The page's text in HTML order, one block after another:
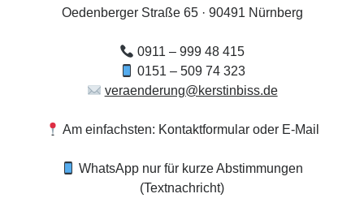
Sonntag, 23 August 2026
Ankerzeit – Aufbruch & neue Klarheit
Donnerstag, 03 September 2026
Oedenberger Straße 65 · 90491 Nürnberg
0911 – 999 48 415
0151 – 509 74 323
veraenderung@kerstinbiss.de
Am einfachsten: Kontaktformular oder E-Mail
WhatsApp nur für kurze Abstimmungen
(Textnachricht)